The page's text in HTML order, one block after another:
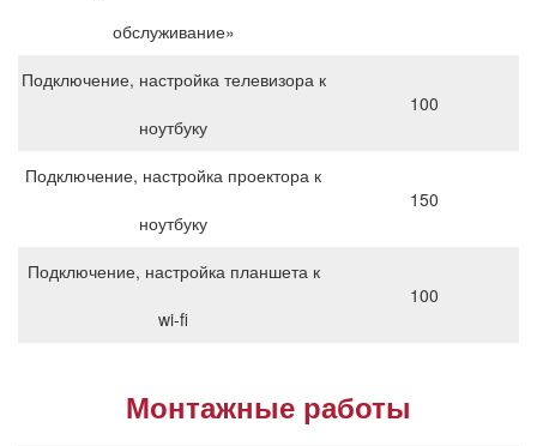
обслуживание»
Подключение, настройка телевизора к
ноутбуку
100
Подключение, настройка проектора к
ноутбуку
150
Подключение, настройка планшета к
wi-fi
100
Монтажные работы